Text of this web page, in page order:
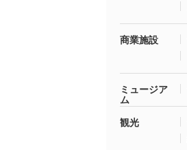
商業施設
ミュージア
ム
観光